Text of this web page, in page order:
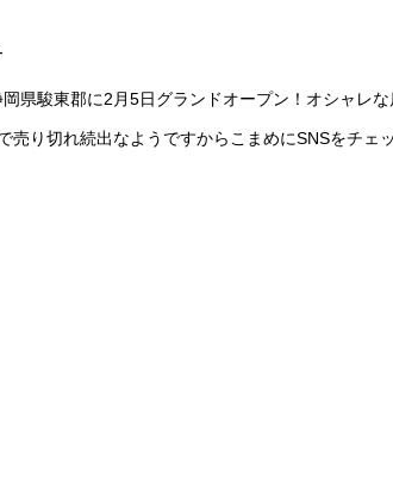
県駿東郡に2月5日グランドオープン！オシャレ
り切れ続出なようですからこまめにSNSをチェ